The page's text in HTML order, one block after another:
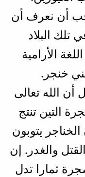
أن نعرف أن
تلك البلاد
الأرامية
خنجر.
أن الله تعالى
التين تنتج
يتوبون
والغدر. إن
ثمارا تدل